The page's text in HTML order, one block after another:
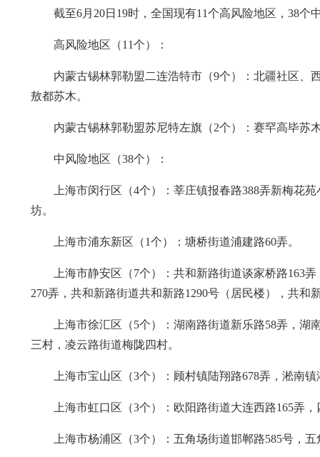
截至6月20日19时，全国现有11个高风险地区，38个
高风险地区（11个）：
内蒙古锡林郭勒盟二连浩特市（9个）：北疆社区、
敖都苏木。
内蒙古锡林郭勒盟苏尼特左旗（2个）：赛罕高毕苏
中风险地区（38个）：
上海市闵行区（4个）：莘庄镇报春路388弄新梅花
坊。
上海市浦东新区（1个）：塘桥街道浦建路60弄。
上海市静安区（7个）：共和新路街道谈家桥路163
270弄，共和新路街道共和新路1290号（居民楼），共
上海市徐汇区（5个）：湖南路街道新乐路58弄，
三村，凌云路街道梅陇四村。
上海市宝山区（3个）：顾村镇陆翔路678弄，淞南
上海市虹口区（3个）：欧阳路街道大连西路165弄
上海市杨浦区（3个）：五角场街道邯郸路585号，